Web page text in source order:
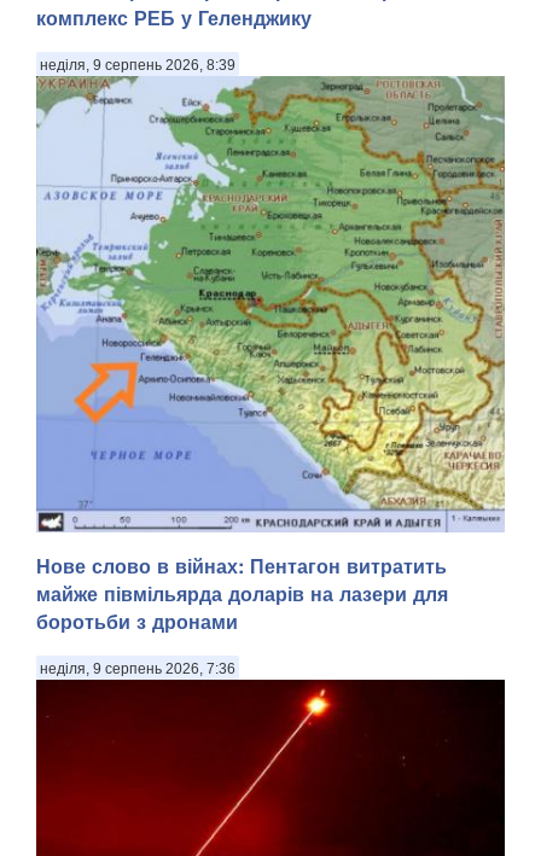
комплекс РЕБ у Геленджику
неділя, 9 серпень 2026, 8:39
Уражена станція глушила супутниковий зв'язок Starlink .
Сили оборони України знищили чергову російську систему
радіоелектронної боротьби «Волна Купол Гарант», яка
глушила супутниковий зв'язок Starlink, – цього разу в
Геленджику Краснодарського краю. П...
Нове слово в війнах: Пентагон витратить
майже півмільярда доларів на лазери для
боротьби з дронами
неділя, 9 серпень 2026, 7:36